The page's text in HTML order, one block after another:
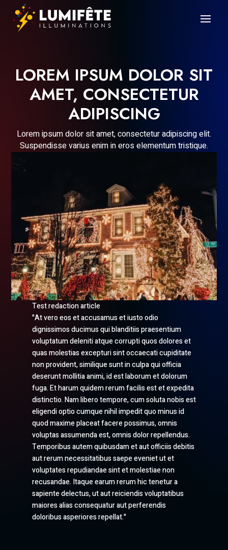
LOREM IPSUM DOLOR SIT
AMET, CONSECTETUR
ADIPISCING
Lorem ipsum dolor sit amet, consectetur adipiscing elit.
Suspendisse varius enim in eros elementum tristique.
Test redaction article
"At vero eos et accusamus et iusto odio
dignissimos ducimus qui blanditiis praesentium
voluptatum deleniti atque corrupti quos dolores et
quas molestias excepturi sint occaecati cupiditate
non provident, similique sunt in culpa qui officia
deserunt mollitia animi, id est laborum et dolorum
fuga. Et harum quidem rerum facilis est et expedita
distinctio. Nam libero tempore, cum soluta nobis est
eligendi optio cumque nihil impedit quo minus id
quod maxime placeat facere possimus, omnis
voluptas assumenda est, omnis dolor repellendus.
Temporibus autem quibusdam et aut officiis debitis
aut rerum necessitatibus saepe eveniet ut et
voluptates repudiandae sint et molestiae non
recusandae. Itaque earum rerum hic tenetur a
sapiente delectus, ut aut reiciendis voluptatibus
maiores alias consequatur aut perferendis
doloribus asperiores repellat."